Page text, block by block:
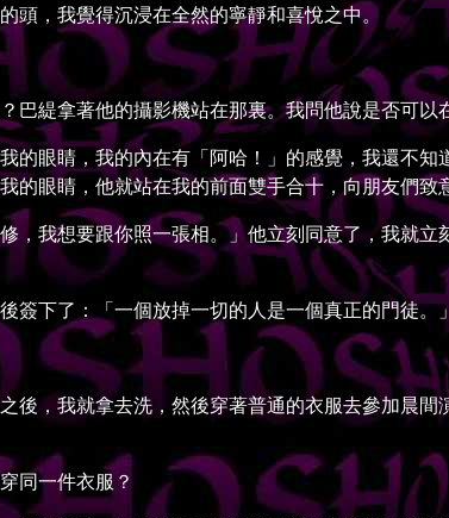
頭，我覺得沉浸在全然的寧靜和喜悅之中。
緹拿著他的攝影機站在那裏。我問他說是否可以
眼睛，我的內在有「阿哈！」的感覺，我還不知
的眼睛，他就站在我的前面雙手合十，向朋友們
想要跟你照一張相。」他立刻同意了，我就立
下了：「一個放掉一切的人是一個真正的門徒。」
，我就拿去洗，然後穿著普通的衣服去參加晨間
一件衣服？